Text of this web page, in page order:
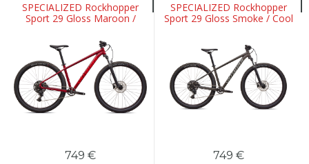
SPECIALIZED Rockhopper
Sport 29 Gloss Maroon /
749 €
SPECIALIZED Rockhopper
Sport 29 Gloss Smoke / Cool
749 €